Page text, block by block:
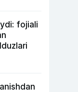
fojiali